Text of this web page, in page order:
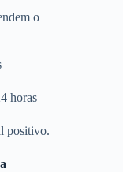
o
horas
positivo.